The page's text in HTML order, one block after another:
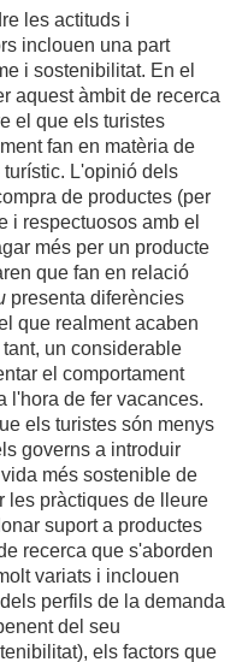
les actituds i
inclouen una part
i sostenibilitat. En el
aquest àmbit de recerca
el que els turistes
fan en matèria de
L'opinió dels
de productes (per
i respectuosos amb el
més per un producte
que fan en relació
presenta diferències
que realment acaben
un considerable
el comportament
l'hora de fer vacances.
els turistes són menys
governs a introduir
més sostenible de
les pràctiques de lleure
suport a productes
recerca que s'aborden
variats i inclouen
perfils de la demanda
del seu
els factors que